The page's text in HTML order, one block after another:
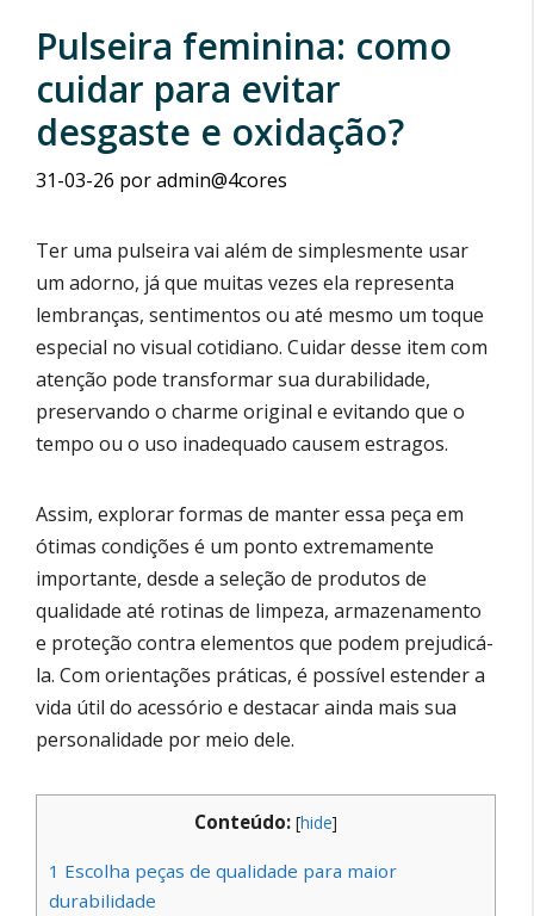
Pulseira feminina: como
cuidar para evitar
desgaste e oxidação?
31-03-26 poradmin@4cores
Ter uma pulseira vai além de simplesmente usar
um adorno, já que muitas vezes ela representa
lembranças, sentimentos ou até mesmo um toque
especial no visual cotidiano. Cuidar desse item com
atenção pode transformar sua durabilidade,
preservando o charme original e evitando que o
tempo ou o uso inadequado causem estragos.
Assim, explorar formas de manter essa peça em
ótimas condições é um ponto extremamente
importante, desde a seleção de produtos de
qualidade até rotinas de limpeza, armazenamento
e proteção contra elementos que podem prejudicá-
la. Com orientações práticas, é possível estender a
vida útil do acessório e destacar ainda mais sua
personalidade por meio dele.
Conteúdo: [hide]
1 Escolha peças de qualidade para maior
durabilidade